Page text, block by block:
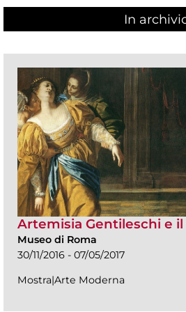
In
Artemisia Gentileschi e
Museo di Roma
30/11/2016 - 07/05/2017
Mostra|Arte Moderna